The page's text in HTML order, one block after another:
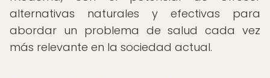
alternativas naturales y efectivas para
abordar un problema de salud cada vez
más relevante en la sociedad actual.